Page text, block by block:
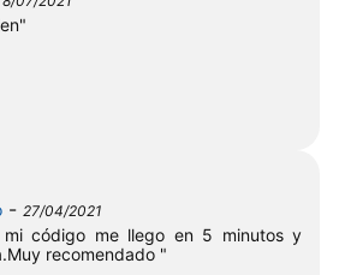
- 27/04/2021
mi código me llego en 5 minutos y
recomendado "